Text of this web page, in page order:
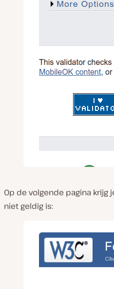
Op de volgende pagina krijg
niet geldig is: